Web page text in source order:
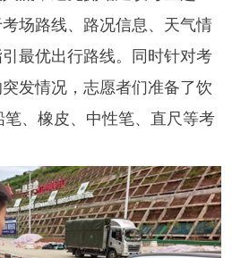
场路线、路况信息、天气情
最优出行路线。同时针对考
发情况，志愿者们准备了饮
笔、橡皮、中性笔、直尺等考